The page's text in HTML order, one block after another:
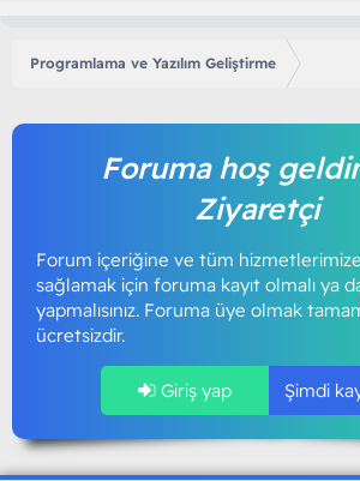
Programlama ve Yazılım Geliştirme
Foruma hoş
Ziyaretçi
Forum içeriğine ve tüm
sağlamak için foruma kayıt olmalı ya
yapmalısınız. Foruma üye olmak
ücretsizdir.
Giriş yap Şimdi